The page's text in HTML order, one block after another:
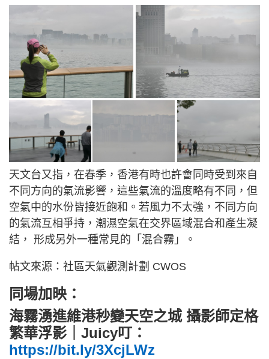
天文台又指，在春季，香港有時也許會同時受到來自
不同方向的氣流影響，這些氣流的溫度略有不同，但
空氣中的水份皆接近飽和。若風力不太強，不同方向
的氣流互相爭持，潮濕空氣在交界區域混合和產生凝
結， 形成另外一種常見的「混合霧」。
帖文來源：社區天氣觀測計劃 CWOS
同場加映：
海霧湧進維港秒變天空之城 攝影師定格
繁華浮影｜Juicy叮：
https://bit.ly/3XcjLWz